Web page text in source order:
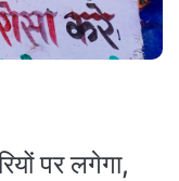
पर लगेगा,